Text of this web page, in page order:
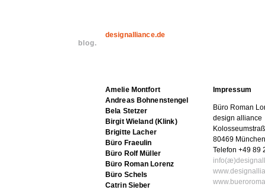
blog.
designalliance.de
Impressum
Büro Roman
design alliance
80469 München
Telefon +49 89
Amelie Montfort
Andreas Bohnenstengel
Bela Stetzer
Birgit Wieland (Klink)
Brigitte Lacher
Büro Fraeulin
Büro Rolf Müller
Büro Roman Lorenz
Büro Schels
Catrin Sieber